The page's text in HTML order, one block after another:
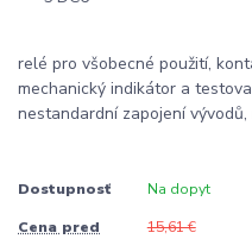
relé pro všobecné použití,
mechanický indikátor a
nestandardní zapojení
Dostupnosť Na dopyt
Cena pred
15,61 €